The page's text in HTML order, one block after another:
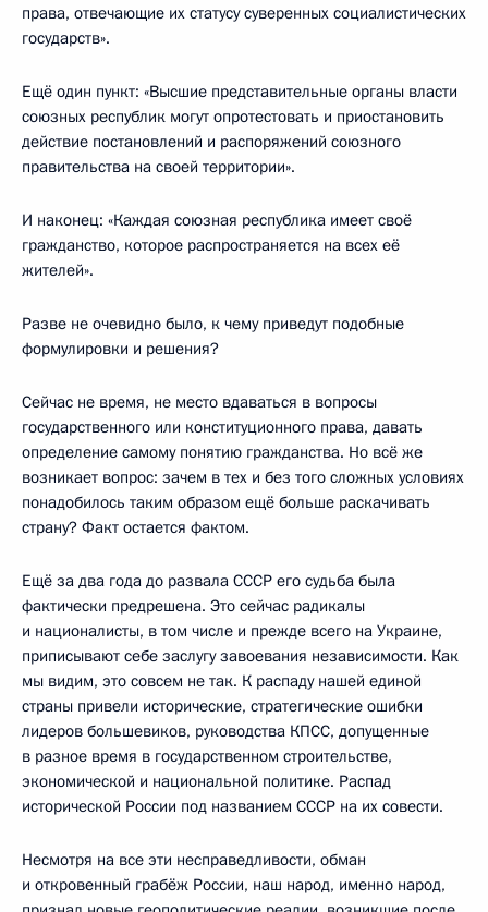
права, отвечающие их статусу суверенных социалистических
государств».
Ещё один пункт: «Высшие представительные органы власти
союзных республик могут опротестовать и приостановить
действие постановлений и распоряжений союзного
правительства на своей территории».
И наконец: «Каждая союзная республика имеет своё
гражданство, которое распространяется на всех её
жителей».
Разве не очевидно было, к чему приведут подобные
формулировки и решения?
Сейчас не время, не место вдаваться в вопросы
государственного или конституционного права, давать
определение самому понятию гражданства. Но всё же
возникает вопрос: зачем в тех и без того сложных условиях
понадобилось таким образом ещё больше раскачивать
страну? Факт остается фактом.
Ещё за два года до развала СССР его судьба была
фактически предрешена. Это сейчас радикалы
и националисты, в том числе и прежде всего на Украине,
приписывают себе заслугу завоевания независимости. Как
мы видим, это совсем не так. К распаду нашей единой
страны привели исторические, стратегические ошибки
лидеров большевиков, руководства КПСС, допущенные
в разное время в государственном строительстве,
экономической и национальной политике. Распад
исторической России под названием СССР на их совести.
Несмотря на все эти несправедливости, обман
и откровенный грабёж России, наш народ, именно народ,